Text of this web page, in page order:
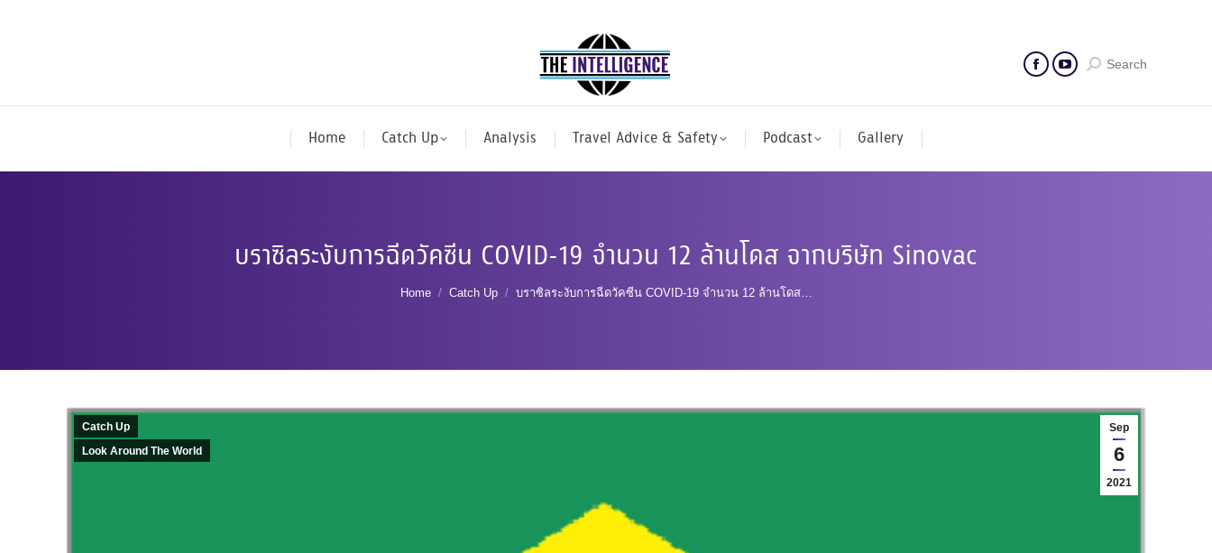
Search
Home Catch Up Analysis Travel Advice & Safety Podcast Gallery
บราซิลระงับการฉีดวัคซีน COVID-19 จำนวน 12 ล้านโดส จากบริษัท Sinovac
You are here:
Home Catch Up บราซิลระงับการฉีดวัคซีน COVID-19 จำนวน 12 ล้านโดส…
Sep
6
2021
Catch Up
Look Around The World